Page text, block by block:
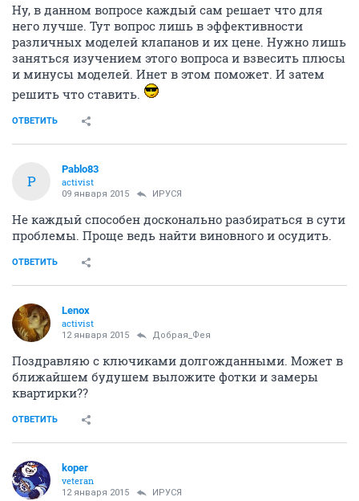
Ну, в данном вопросе каждый сам решает что для
него лучше. Тут вопрос лишь в эффективности
различных моделей клапанов и их цене. Нужно лишь
заняться изучением этого вопроса и взвесить плюсы
и минусы моделей. Инет в этом поможет. И затем
решить что ставить.
ОТВЕТИТЬ
P
Pablo83
activist
09 января 2015 ИРУСЯ
Не каждый способен досконально разбираться в сути
проблемы. Проще ведь найти виновного и осудить.
ОТВЕТИТЬ
Lenox
activist
12 января 2015 Добрая_Фея
Поздравляю с ключиками долгожданными. Может в
ближайшем будушем выложите фотки и замеры
квартирки??
ОТВЕТИТЬ
koper
veteran
12 января 2015 ИРУСЯ